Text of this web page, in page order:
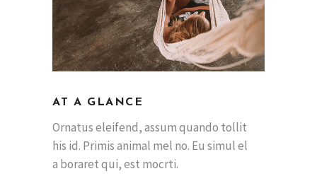
AT A GLANCE
Ornatus eleifend, assum quando tollit
his id. Primis animal mel no. Eu simul el
a boraret qui, est mocrti.